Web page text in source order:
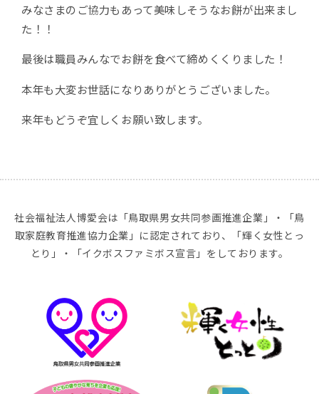
みなさまのご協力もあって美味しそうなお餅が出来まし
た！！
最後は職員みんなでお餅を食べて締めくくりました！
本年も大変お世話になりありがとうございました。
来年もどうぞ宜しくお願い致します。
社会福祉法人博愛会は「鳥取県男女共同参画推進企業」・「鳥
取家庭教育推進協力企業」に認定されており、「輝く女性とっ
とり」・「イクボスファミボス宣言」をしております。